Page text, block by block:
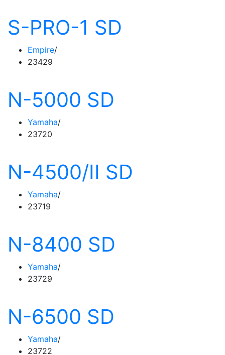
S-PRO-1 SD
Empire
23429
N-5000 SD
Yamaha
23720
N-4500/II SD
Yamaha
23719
N-8400 SD
Yamaha
23729
N-6500 SD
Yamaha
23722